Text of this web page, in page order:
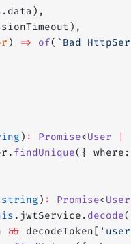
) => of( `Bad
) : Promise<User
findUnique({
string ) : Promise<User
.jwtService. decode
&& decodeToken[